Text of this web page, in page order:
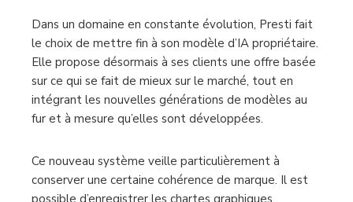
Dans un domaine en constante évolution, Presti fait
le choix de mettre fin à son modèle d’IA propriétaire.
Elle propose désormais à ses clients une offre basée
sur ce qui se fait de mieux sur le marché, tout en
intégrant les nouvelles générations de modèles au
fur et à mesure qu’elles sont développées.
Ce nouveau système veille particulièrement à
conserver une certaine cohérence de marque. Il est
possible d’enregistrer les chartes graphiques,